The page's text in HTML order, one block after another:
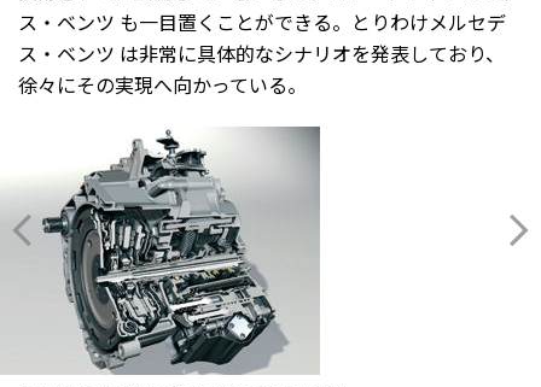
ス・ベンツ も一目置くことができる。とりわけメルセデ
ス・ベンツ は非常に具体的なシナリオを発表しており、
徐々にその実現へ向かっている。